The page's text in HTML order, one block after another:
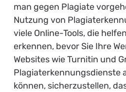
man gegen Plagiate
Nutzung von
viele Online-Tools, die
erkennen, bevor Sie Ihre
Websites wie Turnitin und
Plagiaterkennungsdienste
können, sicherzustellen,